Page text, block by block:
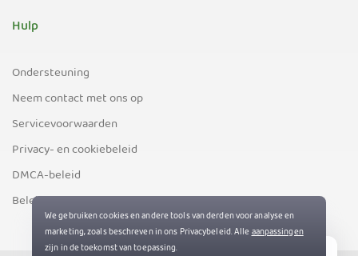
Hulp
Ondersteuning
Neem contact met ons op
Servicevoorwaarden
Privacy- en cookiebeleid
DMCA-beleid
Beleid inzake exportbeperkingen